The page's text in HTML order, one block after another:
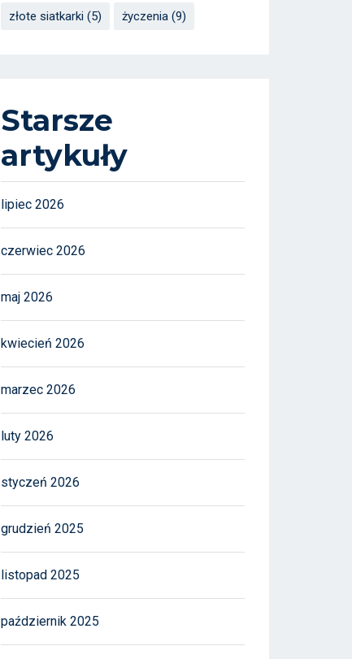
złote siatkarki (5) życzenia (9)
Starsze
artykuły
lipiec 2026
czerwiec 2026
maj 2026
kwiecień 2026
marzec 2026
luty 2026
styczeń 2026
grudzień 2025
listopad 2025
październik 2025